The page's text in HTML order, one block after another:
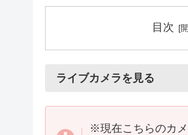
目次
ライブカメラを見る
※現在こちらのカメ